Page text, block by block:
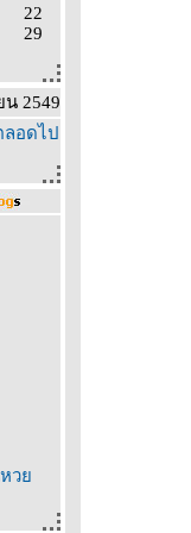
22
29
น 2549
อดไป
หว